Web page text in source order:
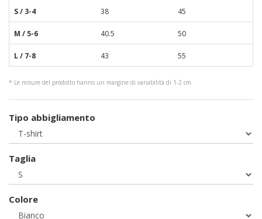
S / 3-4 38 45
M / 5-6 40.5 50
L / 7-8 43 55
* Le misure del prodotto hanno un margine di variabilità di 1-2 cm
Tipo abbigliamento
Taglia
Colore